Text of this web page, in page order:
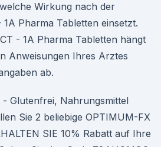
Wirkung nach der
Pharma Tabletten einsetzt.
- 1A Pharma Tabletten hängt
Anweisungen Ihres Arztes
ab.
- Glutenfrei, Nahrungsmittel
Sie 2 beliebige OPTIMUM-FX
SIE 10% Rabatt auf Ihre